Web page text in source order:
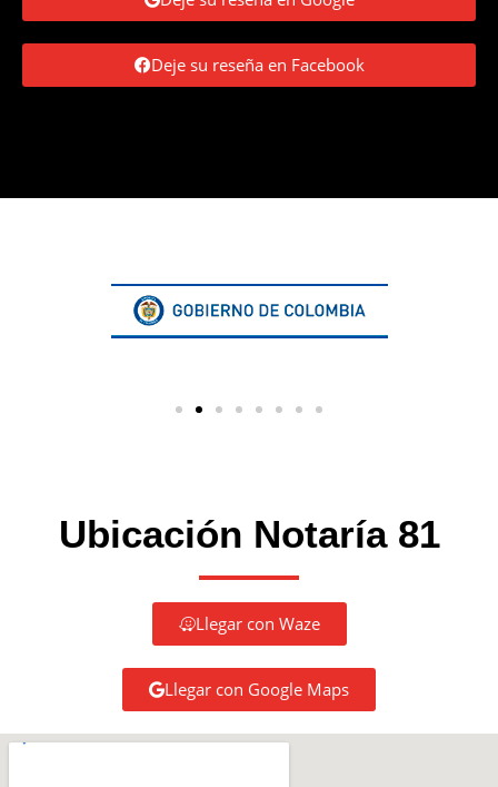
Deje su reseña en Facebook
Ubicación Notaría 81
Llegar con Waze
Llegar con Google Maps